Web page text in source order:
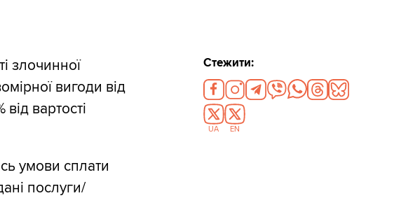
злочинної
вигоди від
вартості
умови сплати
послуги/
Стежити:
UA EN